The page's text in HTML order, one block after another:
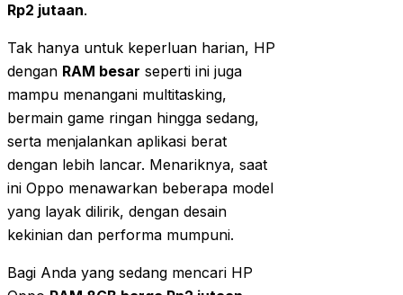
Rp2 jutaan.
Tak hanya untuk keperluan harian, HP
dengan RAM besar seperti ini juga
mampu menangani multitasking,
bermain game ringan hingga sedang,
serta menjalankan aplikasi berat
dengan lebih lancar. Menariknya, saat
ini Oppo menawarkan beberapa model
yang layak dilirik, dengan desain
kekinian dan performa mumpuni.
Bagi Anda yang sedang mencari HP